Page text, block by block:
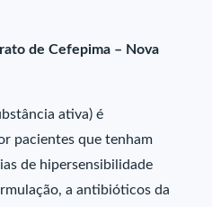
de Cefepima – Nova
ativa) é
pacientes que tenham
de hipersensibilidade
a antibióticos da